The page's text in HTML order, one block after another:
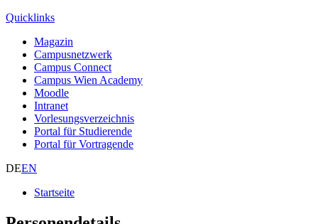
Quicklinks
Magazin
Campusnetzwerk
Campus Connect
Campus Wien Academy
Moodle
Intranet
Vorlesungsverzeichnis
Portal für Studierende
Portal für Vortragende
DEEN
Startseite